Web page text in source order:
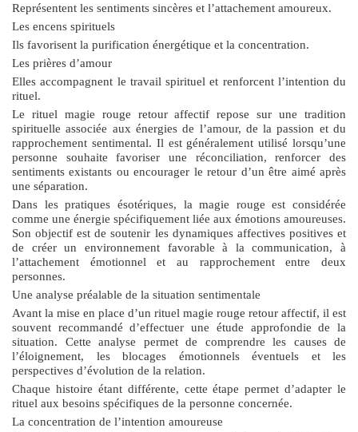
Représentent les sentiments sincères et l’attachement amoureux.
Les encens spirituels
Ils favorisent la purification énergétique et la concentration.
Les prières d’amour
Elles accompagnent le travail spirituel et renforcent l’intention du
rituel.
Le rituel magie rouge retour affectif repose sur une tradition
spirituelle associée aux énergies de l’amour, de la passion et du
rapprochement sentimental. Il est généralement utilisé lorsqu’une
personne souhaite favoriser une réconciliation, renforcer des
sentiments existants ou encourager le retour d’un être aimé après
une séparation.
Dans les pratiques ésotériques, la magie rouge est considérée
comme une énergie spécifiquement liée aux émotions amoureuses.
Son objectif est de soutenir les dynamiques affectives positives et
de créer un environnement favorable à la communication, à
l’attachement émotionnel et au rapprochement entre deux
personnes.
Une analyse préalable de la situation sentimentale
Avant la mise en place d’un rituel magie rouge retour affectif, il est
souvent recommandé d’effectuer une étude approfondie de la
situation. Cette analyse permet de comprendre les causes de
l’éloignement, les blocages émotionnels éventuels et les
perspectives d’évolution de la relation.
Chaque histoire étant différente, cette étape permet d’adapter le
rituel aux besoins spécifiques de la personne concernée.
La concentration de l’intention amoureuse